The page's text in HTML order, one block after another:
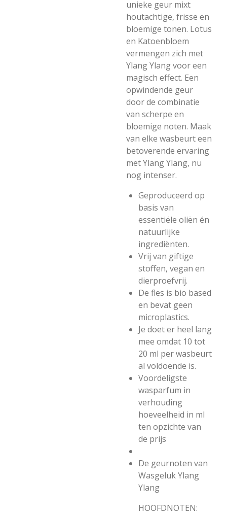
unieke geur mixt
houtachtige, frisse en
bloemige tonen. Lotus
en Katoenbloem
vermengen zich met
Ylang Ylang voor een
magisch effect. Een
opwindende geur
door de combinatie
van scherpe en
bloemige noten. Maak
van elke wasbeurt een
betoverende ervaring
met Ylang Ylang, nu
nog intenser.
Geproduceerd op
basis van
essentiële oliën én
natuurlijke
ingrediënten.
Vrij van giftige
stoffen, vegan en
dierproefvrij.
De fles is bio based
en bevat geen
microplastics.
Je doet er heel lang
mee omdat 10 tot
20 ml per wasbeurt
al voldoende is.
Voordeligste
wasparfum in
verhouding
hoeveelheid in ml
ten opzichte van
de prijs
De geurnoten van
Wasgeluk Ylang
Ylang
HOOFDNOTEN: